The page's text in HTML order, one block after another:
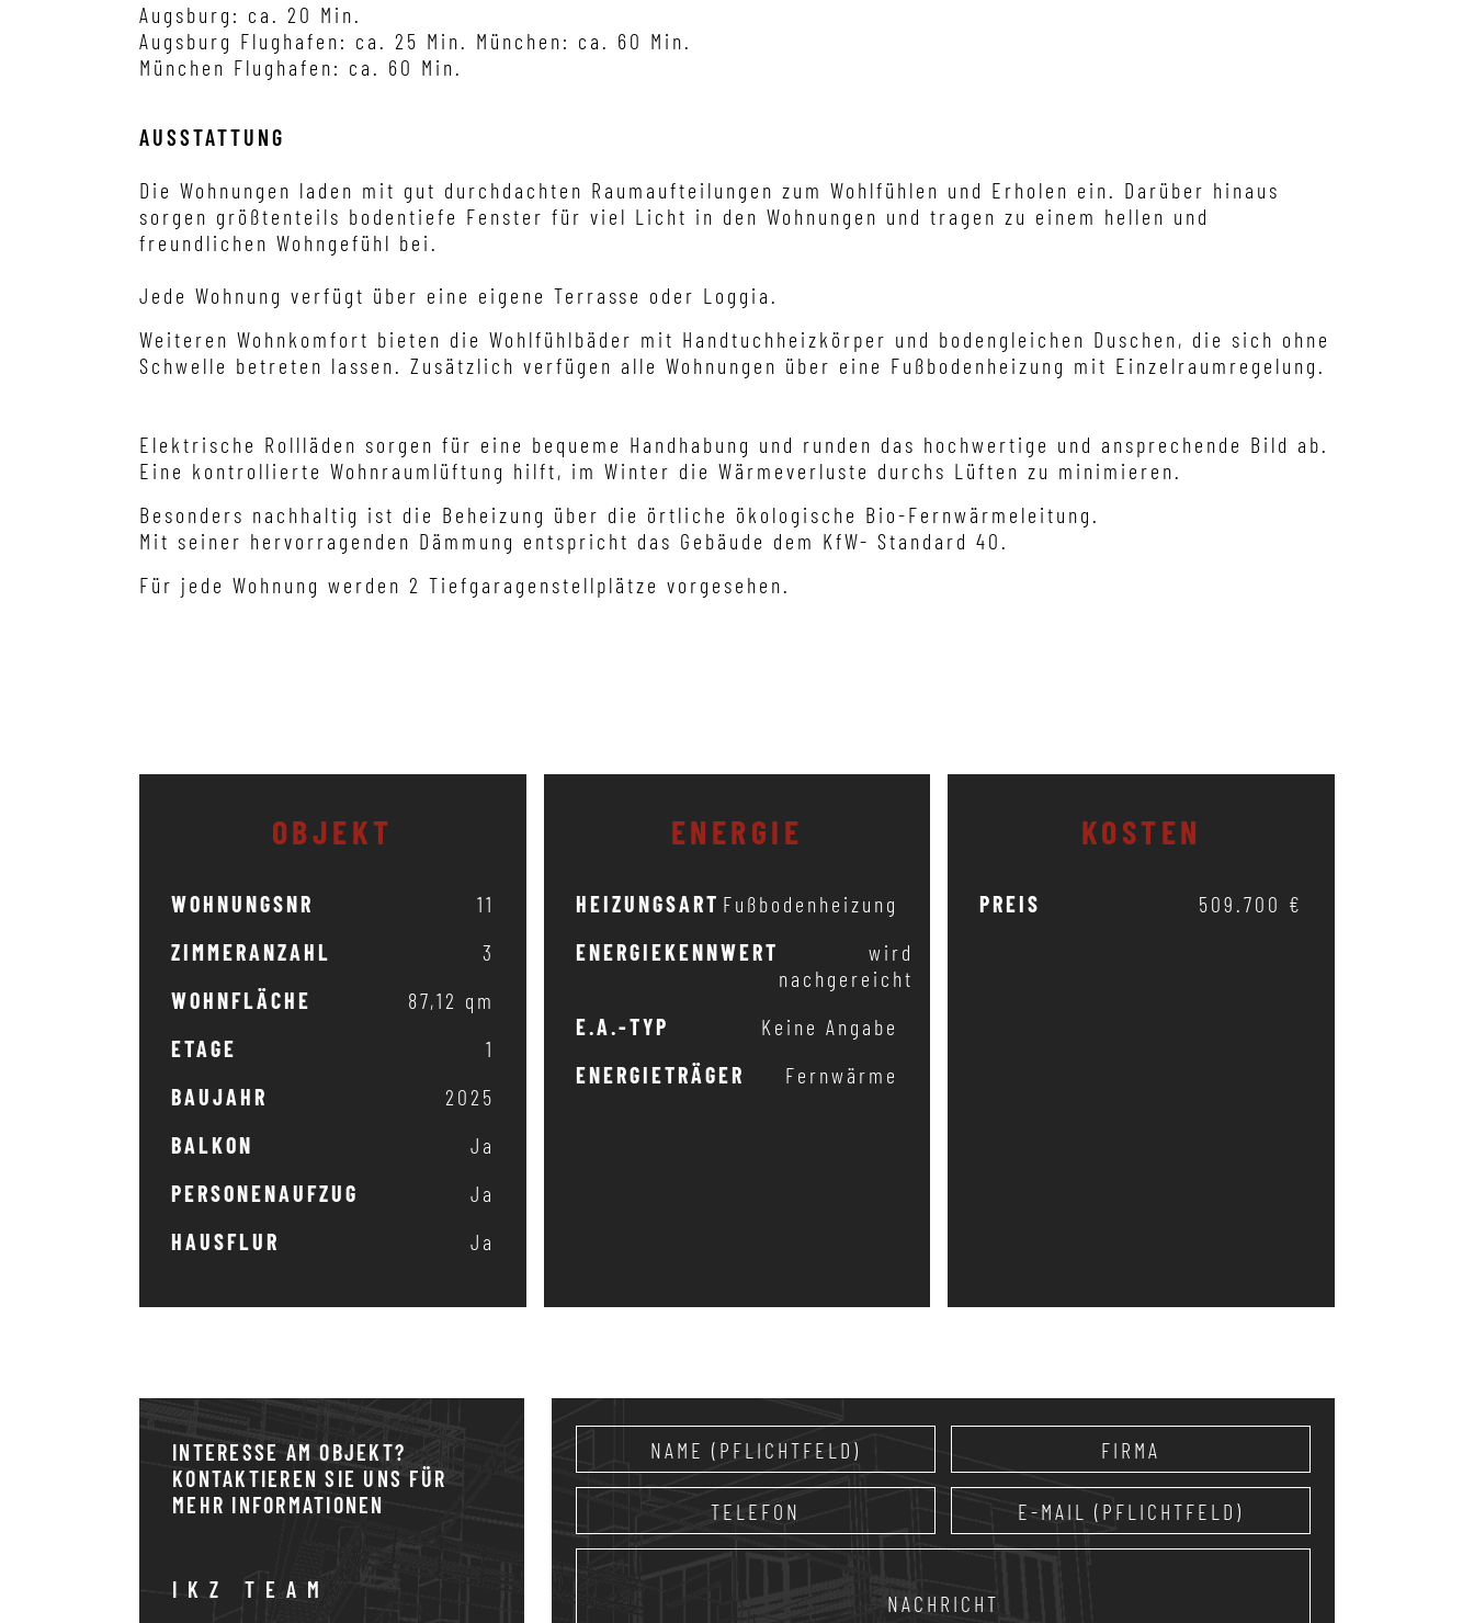
Augsburg: ca. 20 Min.
Augsburg Flughafen: ca. 25 Min. München: ca. 60 Min.
München Flughafen: ca. 60 Min.
AUSSTATTUNG
Die Wohnungen laden mit gut durchdachten Raumaufteilungen zum Wohlfühlen und Erholen ein. Darüber hinaus
sorgen größtenteils bodentiefe Fenster für viel Licht in den Wohnungen und tragen zu einem hellen und
freundlichen Wohngefühl bei.
Jede Wohnung verfügt über eine eigene Terrasse oder Loggia.
Weiteren Wohnkomfort bieten die Wohlfühlbäder mit Handtuchheizkörper und bodengleichen Duschen, die sich ohne
Schwelle betreten lassen. Zusätzlich verfügen alle Wohnungen über eine Fußbodenheizung mit Einzelraumregelung.
Elektrische Rollläden sorgen für eine bequeme Handhabung und runden das hochwertige und ansprechende Bild ab.
Eine kontrollierte Wohnraumlüftung hilft, im Winter die Wärmeverluste durchs Lüften zu minimieren.
Besonders nachhaltig ist die Beheizung über die örtliche ökologische Bio-Fernwärmeleitung.
Mit seiner hervorragenden Dämmung entspricht das Gebäude dem KfW- Standard 40.
Für jede Wohnung werden 2 Tiefgaragenstellplätze vorgesehen.
OBJEKT
WOHNUNGSNR
11
ZIMMERANZAHL
3
WOHNFLÄCHE
87,12 qm
ETAGE
1
BAUJAHR
2025
BALKON
Ja
PERSONENAUFZUG
Ja
HAUSFLUR
Ja
ENERGIE
HEIZUNGSART Fußbodenheizung
ENERGIEKENNWERT
wird
nachgereicht
E.A.-TYP
Keine Angabe
ENERGIETRÄGER
Fernwärme
KOSTEN
PREIS 509.700 €
INTERESSE AM OBJEKT?
KONTAKTIEREN SIE UNS FÜR
MEHR INFORMATIONEN
IKZ TEAM